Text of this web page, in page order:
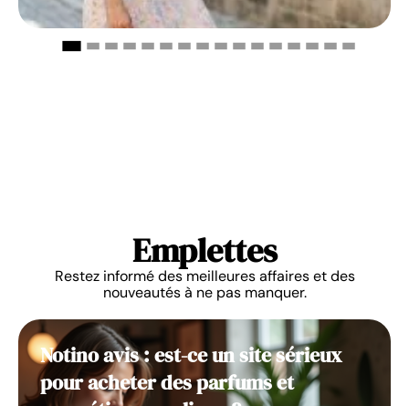
Emplettes
Restez informé des meilleures affaires et des
nouveautés à ne pas manquer.
Notino avis : est-ce un site sérieux
pour acheter des parfums et